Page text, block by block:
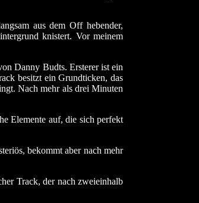
aus dem Off hebender,
knistert. Vor meinem
Danny Budts. Ersterer ist ein
besitzt ein Grundticken, das
Nach mehr als drei Minuten
Elemente auf, die sich perfekt
bekommt aber nach mehr
Track, der nach zweieinhalb